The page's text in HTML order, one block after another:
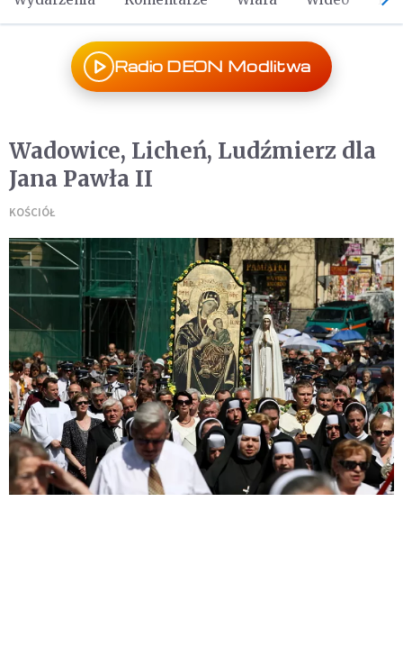
Radio DEON Modlitwa
Wadowice, Licheń, Ludźmierz dla
Jana Pawła II
KOŚCIÓŁ